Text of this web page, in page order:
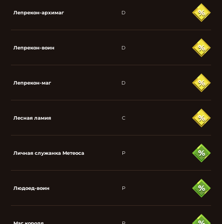
Лепрекон-архимаг D
Лепрекон-воин D
Лепрекон-маг D
Лесная ламия C
Личная служанка Метеоса P
Людоед-воин P